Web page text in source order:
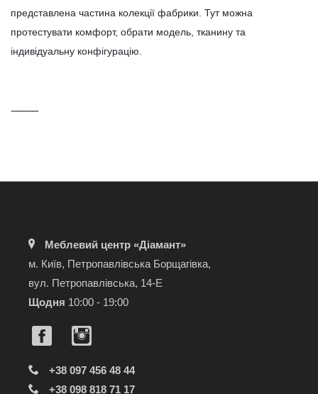
представлена частина колекції фабрики. Тут можна
протестувати комфорт, обрати модель, тканину та
індивідуальну конфігурацію.
⸻
Меблевий центр «Діамант»
м. Київ, Петропавлівська Борщагівка,
вул. Петропавлівська, 14-Е
Щодня 10:00 - 19:00
+38 097 456 48 44
+38 098 818 71 17